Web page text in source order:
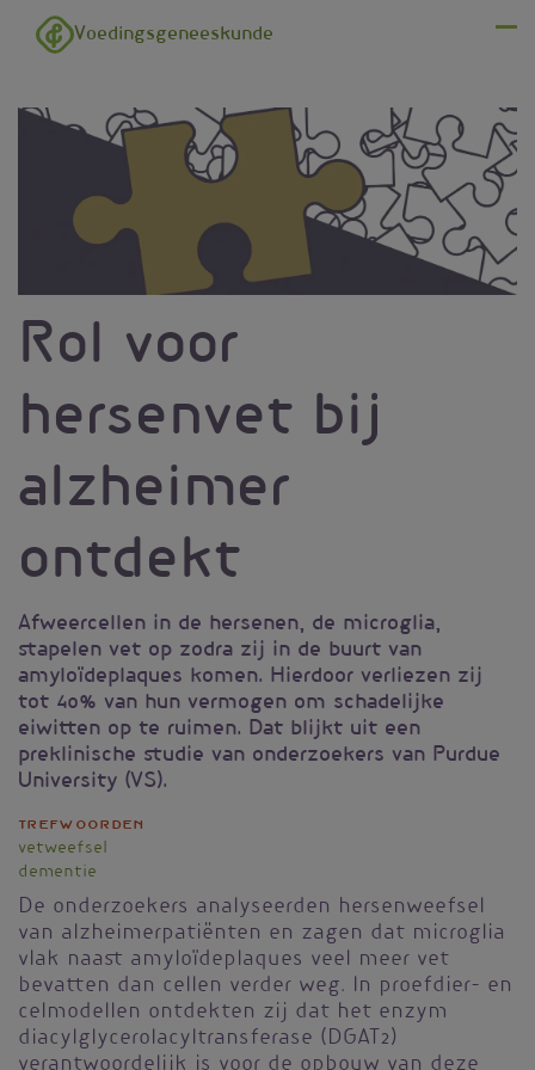
Overslaan en naar de inhoud gaan
Voedingsgeneeskunde
Rol voor
hersenvet bij
alzheimer
ontdekt
Afweercellen in de hersenen, de microglia,
stapelen vet op zodra zij in de buurt van
amyloïdeplaques komen. Hierdoor verliezen zij
tot 40% van hun vermogen om schadelijke
eiwitten op te ruimen. Dat blijkt uit een
preklinische studie van onderzoekers van Purdue
University (VS).
Trefwoorden
vetweefsel
dementie
De onderzoekers analyseerden hersenweefsel
van alzheimerpatiënten en zagen dat microglia
vlak naast amyloïdeplaques veel meer vet
bevatten dan cellen verder weg. In proefdier- en
celmodellen ontdekten zij dat het enzym
diacylglycerolacyltransferase (DGAT2)
verantwoordelijk is voor de opbouw van deze